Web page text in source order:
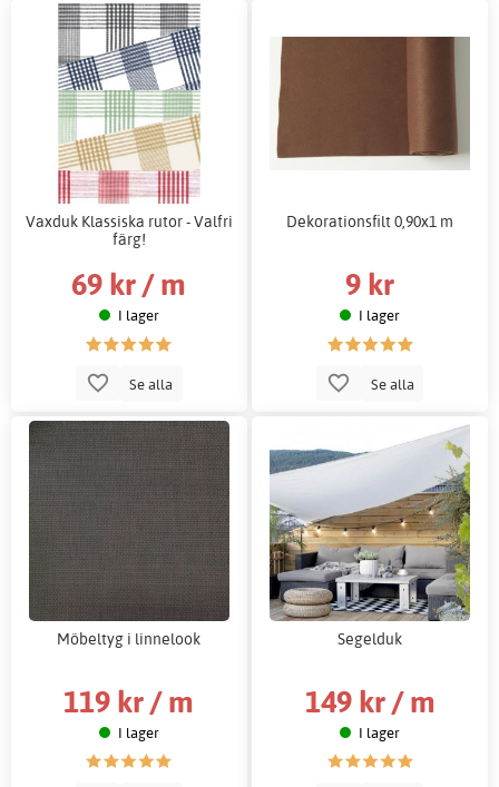
Vaxduk Klassiska rutor - Valfri
färg!
69 kr / m
I lager
Se alla
Dekorationsfilt 0,90x1 m
9 kr
I lager
Se alla
Möbeltyg i linnelook
119 kr / m
I lager
Segelduk
149 kr / m
I lager